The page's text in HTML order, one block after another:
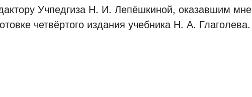
Учпедгиза Н. И. Лепёшкиной, оказавшим мне
четвёртого издания учебника Н. А. Глаголева.